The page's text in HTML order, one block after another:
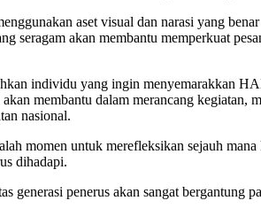
aset visual dan narasi yang
seragam akan membantu memperkuat
individu yang ingin menyemarakkan
membantu dalam merancang kegiatan,
nasional.
momen untuk merefleksikan sejauh
dihadapi.
generasi penerus akan sangat bergantung